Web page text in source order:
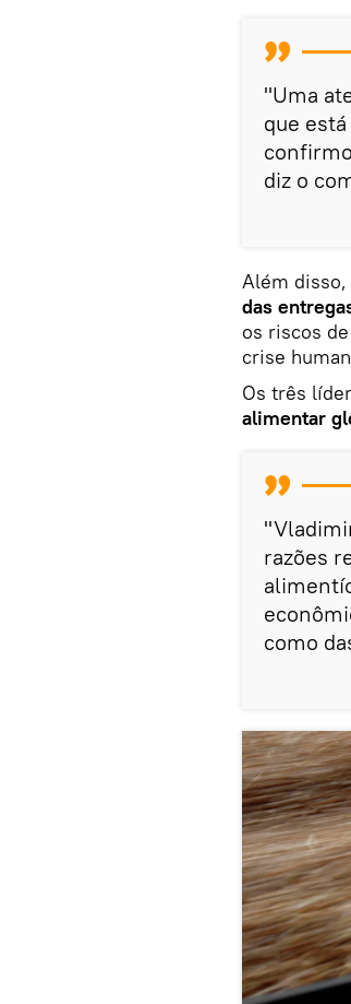
"Uma
que
diz o
Além disso,
das
os riscos
crise
Os três
alimentar
razões
como